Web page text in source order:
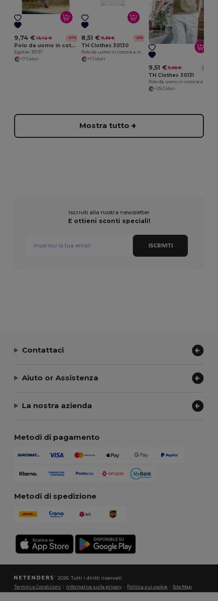
9,74 € 13,42 € -27%
Polo da uomo in cotone bicolore
Egotier 30137
+7 Colori
8,51 € 11,39 € -25%
TH Clothes 30130
+1 Colori
9,51 € 11,65 € -18%
TH Clothes 30131
+25 Colori
Mostra tutto
Iscriviti alla nostra newsletter
E ottieni sconti speciali!
ISCRIVITI
Contattaci
Aiuto or Assistenza
La nostra azienda
Metodi di pagamento
Metodi di spedizione
2026. Tutti i diritti riservati
Termini e Condizioni Informativa sulla privacy Politica sui cookie |Site Map